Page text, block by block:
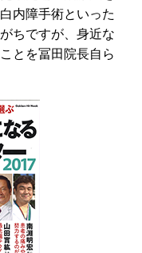
内障手術といった
ちですが、身近な
とを冨田院長自ら